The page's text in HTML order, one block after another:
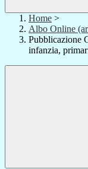
Home >
Albo Online
Pubblicazione
infanzia,